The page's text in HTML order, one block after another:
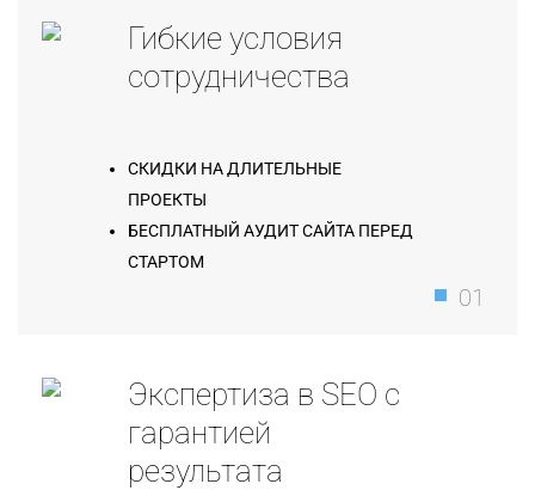
Гибкие условия
сотрудничества
СКИДКИ НА ДЛИТЕЛЬНЫЕ
ПРОЕКТЫ
БЕСПЛАТНЫЙ АУДИТ САЙТА ПЕРЕД
СТАРТОМ
01
Экспертиза в SEO с
гарантией
результата